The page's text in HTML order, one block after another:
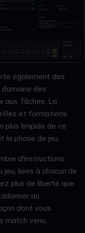
également des
des
aux Tâches. La
et formations
plus limpide de ce
la phase de jeu.
d'instructions
liées à chacun de
plus de liberté que
au
dont vous
match venu.